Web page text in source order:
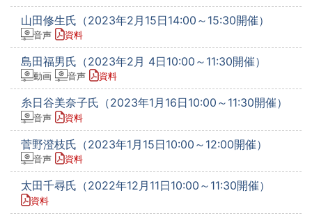
山田修生氏（2023年2月15日14:00～15:30開催）
音声 資料
島田福男氏（2023年2月 4日10:00～11:30開催）
動画 音声 資料
糸日谷美奈子氏（2023年1月16日10:00～11:30開催）
音声 資料
菅野澄枝氏（2023年1月15日10:00～12:00開催）
音声 資料
太田千尋氏（2022年12月11日10:00～11:30開催）
資料